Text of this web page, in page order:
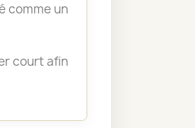
comme un
court afin